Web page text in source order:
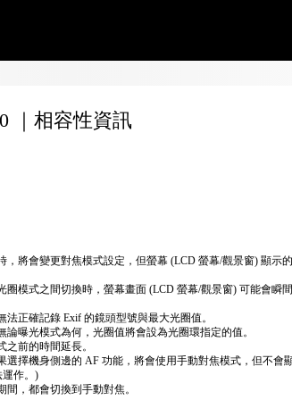
｜相容性資訊
，將會變更對焦模式設定，但螢幕 (LCD 螢幕/觀景窗) 顯示
模式之間切換時，螢幕畫面 (LCD 螢幕/觀景窗) 可能會瞬間
正確記錄 Exif 的鏡頭型號與最大光圈值。
曝光模式為何，光圈值將會設為光圈環指定的值。
前的時間延長。
選擇機身側邊的 AF 功能，將會使用手動對焦模式，但不會
運作。)
，都會切換到手動對焦。